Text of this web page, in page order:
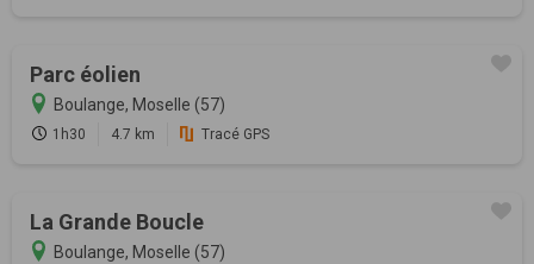
Parc éolien
Boulange, Moselle (57)
1h30 4.7 km Tracé GPS
La Grande Boucle
Boulange, Moselle (57)